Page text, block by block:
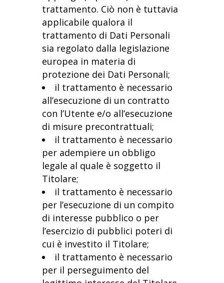
trattamento. Ciò non è tuttavia
applicabile qualora il
trattamento di Dati Personali
sia regolato dalla legislazione
europea in materia di
protezione dei Dati Personali;
il trattamento è necessario
all’esecuzione di un contratto
con l’Utente e/o all’esecuzione
di misure precontrattuali;
il trattamento è necessario
per adempiere un obbligo
legale al quale è soggetto il
Titolare;
il trattamento è necessario
per l’esecuzione di un compito
di interesse pubblico o per
l’esercizio di pubblici poteri di
cui è investito il Titolare;
il trattamento è necessario
per il perseguimento del